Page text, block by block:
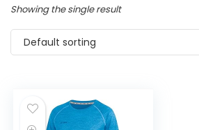
Showing the single result
Default sorting